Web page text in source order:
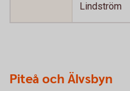
Lindström
Piteå och Älvsbyn